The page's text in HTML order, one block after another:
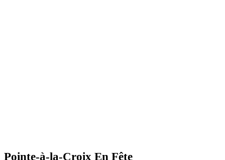
Pointe-à-la-Croix En Fête